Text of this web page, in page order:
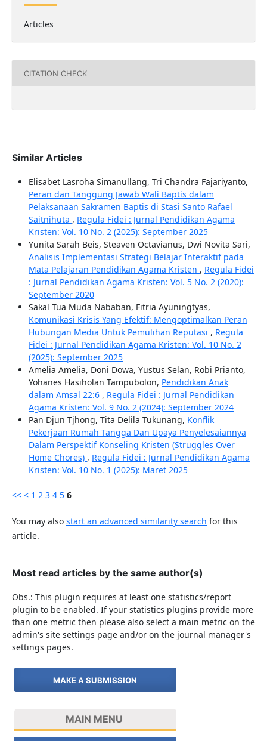
Articles
CITATION CHECK
Similar Articles
Elisabet Lasroha Simanullang, Tri Chandra Fajariyanto,
Peran dan Tanggung Jawab Wali Baptis dalam
Pelaksanaan Sakramen Baptis di Stasi Santo Rafael
Saitnihuta , Regula Fidei : Jurnal Pendidikan Agama
Kristen: Vol. 10 No. 2 (2025): September 2025
Yunita Sarah Beis, Steaven Octavianus, Dwi Novita Sari,
Analisis Implementasi Strategi Belajar Interaktif pada
Mata Pelajaran Pendidikan Agama Kristen , Regula Fidei
: Jurnal Pendidikan Agama Kristen: Vol. 5 No. 2 (2020):
September 2020
Sakal Tua Muda Nababan, Fitria Ayuningtyas,
Komunikasi Krisis Yang Efektif: Mengoptimalkan Peran
Hubungan Media Untuk Pemulihan Reputasi , Regula
Fidei : Jurnal Pendidikan Agama Kristen: Vol. 10 No. 2
(2025): September 2025
Amelia Amelia, Doni Dowa, Yustus Selan, Robi Prianto,
Yohanes Hasiholan Tampubolon, Pendidikan Anak
dalam Amsal 22:6 , Regula Fidei : Jurnal Pendidikan
Agama Kristen: Vol. 9 No. 2 (2024): September 2024
Pan Djun Tjhong, Tita Delila Tukunang, Konflik
Pekerjaan Rumah Tangga Dan Upaya Penyelesaiannya
Dalam Perspektif Konseling Kristen (Struggles Over
Home Chores) , Regula Fidei : Jurnal Pendidikan Agama
Kristen: Vol. 10 No. 1 (2025): Maret 2025
<< < 1 2 3 4 5 6
You may also start an advanced similarity search for this
article.
Most read articles by the same author(s)
Obs.: This plugin requires at least one statistics/report
plugin to be enabled. If your statistics plugins provide more
than one metric then please also select a main metric on the
admin's site settings page and/or on the journal manager's
settings pages.
MAKE A SUBMISSION
MAIN MENU